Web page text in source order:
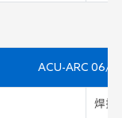
ACU-ARC 06/
焊接